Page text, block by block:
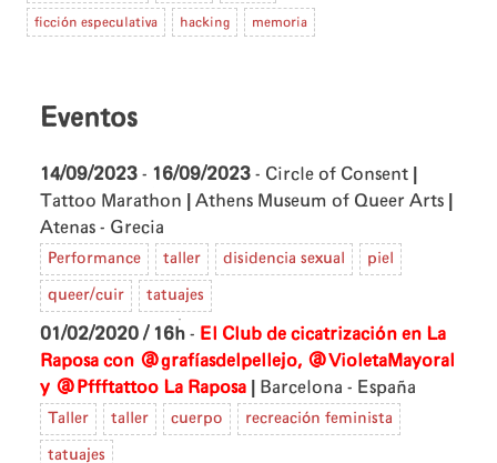
ficción especulativa hacking memoria
Eventos
14/09/2023 - 16/09/2023 - Circle of Consent
Tattoo Marathon Athens Museum of Queer Arts
Atenas - Grecia
Performance taller disidencia sexual piel
queer/cuir tatuajes
01/02/2020 / 16h - El Club de cicatrización en La
Raposa con @grafíasdelpellejo, @VioletaMayoral
y @Pffftattoo La Raposa Barcelona - España
Taller taller cuerpo recreación feminista
tatuajes